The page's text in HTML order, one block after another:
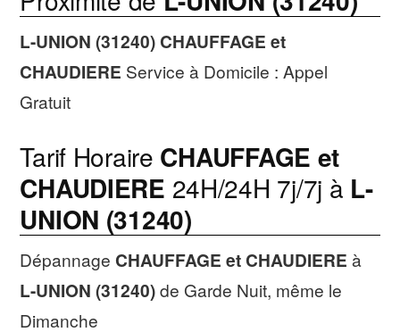
L-UNION (31240) CHAUFFAGE et
CHAUDIERE Service à Domicile : Appel
Gratuit
Tarif Horaire CHAUFFAGE et
CHAUDIERE 24H/24H 7j/7j à L-
UNION (31240)
Dépannage CHAUFFAGE et CHAUDIERE à
L-UNION (31240)de Garde Nuit, même le
Dimanche